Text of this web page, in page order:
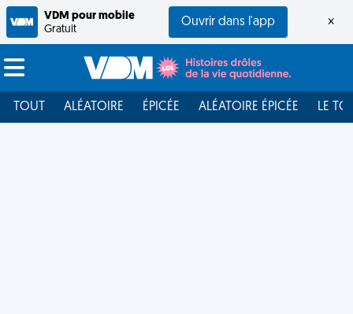
VDM pour mobile
Gratuit
Ouvrir dans l'app ×
TOUT ALÉATOIRE ÉPICÉE ALÉATOIRE ÉPICÉE LE